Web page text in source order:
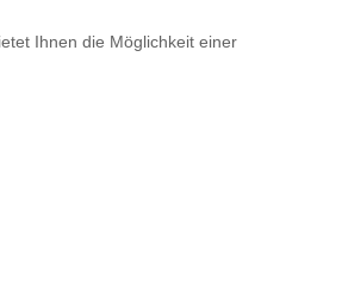
Ihnen die Möglichkeit einer